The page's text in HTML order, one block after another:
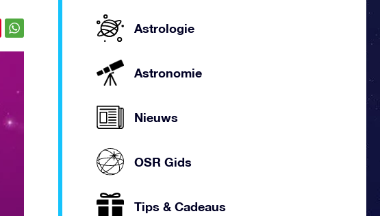
Astrologie
Astronomie
Nieuws
OSR Gids
Tips & Cadeaus